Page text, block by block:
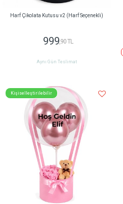
Harf Çikolata Kutusu v2 (Harf Seçenekli)
999,90 TL
Aynı Gün Teslimat
Kişiselleştirilebilir